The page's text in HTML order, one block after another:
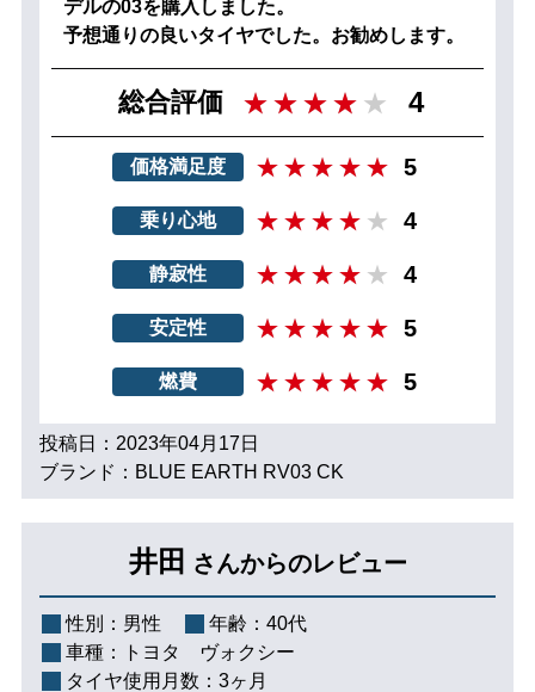
デルの03を購入しました。
予想通りの良いタイヤでした。お勧めします。
総合評価 4
価格満足度 5
乗り心地 4
静寂性 4
安定性 5
燃費 5
投稿日：2023年04月17日
ブランド：BLUE EARTH RV03 CK
井田 さんからのレビュー
性別： 男性 年齢： 40代
車種：
トヨタ ヴォクシー
タイヤ使用月数： 3ヶ月